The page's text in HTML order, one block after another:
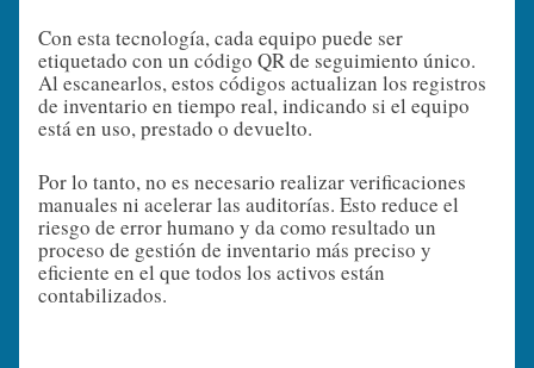
Con esta tecnología, cada equipo puede ser
etiquetado con un código QR de seguimiento único.
Al escanearlos, estos códigos actualizan los registros
de inventario en tiempo real, indicando si el equipo
está en uso, prestado o devuelto.
Por lo tanto, no es necesario realizar verificaciones
manuales ni acelerar las auditorías. Esto reduce el
riesgo de error humano y da como resultado un
proceso de gestión de inventario más preciso y
eficiente en el que todos los activos están
contabilizados.